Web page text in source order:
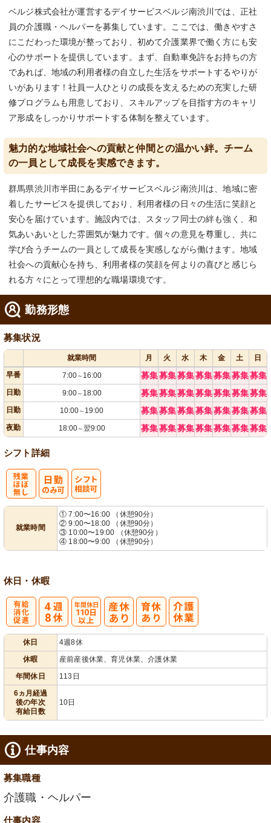
ベルジ株式会社が運営するデイサービスベルジ南渋川では、正社
員の介護職・ヘルパーを募集しています。ここでは、働きやすさ
にこだわった環境が整っており、初めて介護業界で働く方にも安
心のサポートを提供しています。まず、自動車免許をお持ちの方
であれば、地域の利用者様の自立した生活をサポートするやりが
いがあります！社員一人ひとりの成長を支えるための充実した研
修プログラムも用意しており、スキルアップを目指す方のキャリ
ア形成をしっかりサポートする体制を整えています。
魅力的な地域社会への貢献と仲間との温かい絆。チーム
の一員として成長を実感できます。
群馬県渋川市半田にあるデイサービスベルジ南渋川は、地域に密
着したサービスを提供しており、利用者様の日々の生活に笑顔と
安心を届けています。施設内では、スタッフ同士の絆も強く、和
気あいあいとした雰囲気が魅力です。個々の意見を尊重し、共に
学び合うチームの一員として成長を実感しながら働けます。地域
社会への貢献心を持ち、利用者様の笑顔を何よりの喜びと感じら
れる方々にとって理想的な職場環境です。
勤務形態
募集状況
就業時間 月 火 水 木 金 土
日
早番
7:00～ 16:00 募集募集募集募集募集募集募集
日勤 9:00～ 18:00 募集募集募集募集募集募集募集
日勤 10:00～ 19:00 募集募集募集募集募集募集募集
夜勤 18:00～翌9:00 募集募集募集募集募集募集募集
シフト詳細
就業時間
① 7:00〜16:00 （休憩90分）
② 9:00〜18:00 （休憩90分）
③ 10:00〜19:00 （休憩90分）
④ 18:00〜9:00 （休憩90分）
休日・休暇
休日
4週8休
休暇
産前産後休業、育児休業、介護休業
年間休日
113日
6ヵ月経過
後の年次
有給日数
10日
仕事内容
募集職種
介護職・ヘルパー
仕事内容